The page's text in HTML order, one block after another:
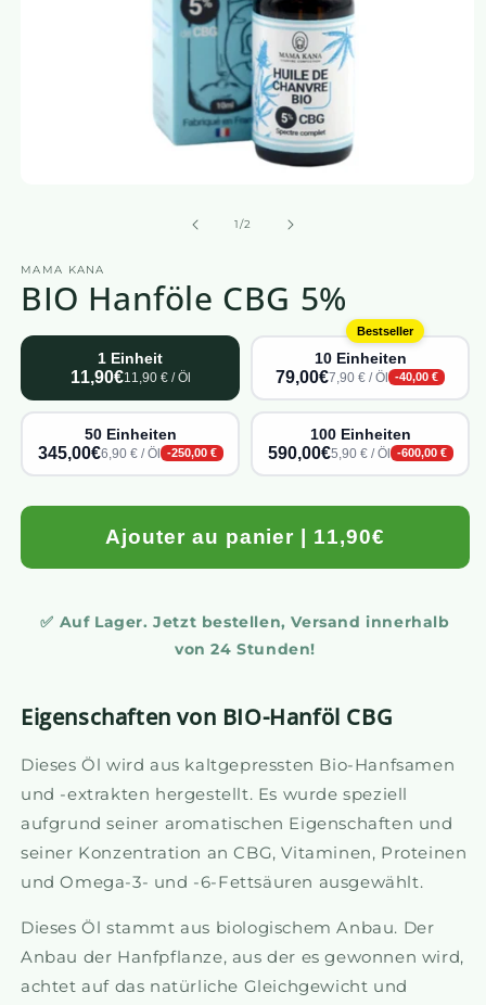
Fenster
öffnen
1/von
2
MAMA KANA
BIO Hanföle CBG 5%
1 Einheit
11,90€11,90 € / Öl
Bestseller
10 Einheiten
79,00€7,90 € / Öl -40,00 €
50 Einheiten
345,00€6,90 € / Öl -250,00 €
100 Einheiten
590,00€5,90 € / Öl -600,00 €
Ajouter au panier | 11,90€
✅ Auf Lager. Jetzt bestellen, Versand innerhalb
von 24 Stunden!
Eigenschaften von BIO-Hanföl CBG
Dieses Öl wird aus kaltgepressten Bio-Hanfsamen
und -extrakten hergestellt. Es wurde speziell
aufgrund seiner aromatischen Eigenschaften und
seiner Konzentration an CBG, Vitaminen, Proteinen
und Omega-3- und -6-Fettsäuren ausgewählt.
Dieses Öl stammt aus biologischem Anbau. Der
Anbau der Hanfpflanze, aus der es gewonnen wird,
achtet auf das natürliche Gleichgewicht und